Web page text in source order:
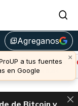
library_addAgreganos
Avalanche (-
u$s 6,64